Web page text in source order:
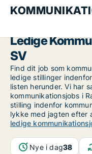
Ledige
SV
Find dit job som
ledige stillinger
listen herunder. Vi har
kommunikationsjobs i
stilling indenfor
lykke med jagten efter
ledige
Nye i dag38